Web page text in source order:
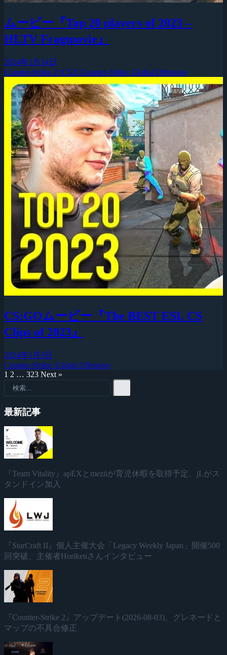
ムービー『Top 20 players of 2023 –
HLTV Fragmovie』
2024年1月14日
Counter-Strike 2 (CS2) Counter-Strike: Global Offensive
CS:GOムービー『The BEST ESL CS
Clips of 2023』
2024年1月3日
Counter-Strike: Global Offensive
1 2 … 323 Next »
最新記事
『Team Vitality』apEXとmeziiが育児休暇を取得予定、jLがス
タンドイン加入
『StarCraft II』個人主催大会「Legacy Weekly Japan」開催500
回突破、主催者Horikenさんインタビュー
『Counter-Strike 2』アップデート(2026-08-03)、グレネードと
マップの不具合修正